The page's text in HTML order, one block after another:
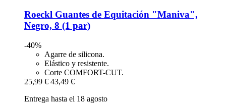
Roeckl Guantes de Equitación "Maniva",
Negro, 8 (1 par)
-40%
Agarre de silicona.
Elástico y resistente.
Corte COMFORT-CUT.
25,99 € 43,49 €
Entrega hasta el 18 agosto